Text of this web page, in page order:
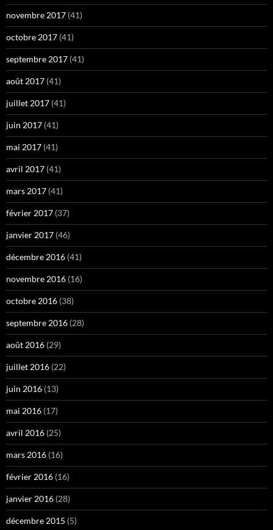
novembre 2017 (41)
octobre 2017 (41)
septembre 2017 (41)
août 2017 (41)
juillet 2017 (41)
juin 2017 (41)
mai 2017 (41)
avril 2017 (41)
mars 2017 (41)
février 2017 (37)
janvier 2017 (46)
décembre 2016 (41)
novembre 2016 (16)
octobre 2016 (38)
septembre 2016 (28)
août 2016 (29)
juillet 2016 (22)
juin 2016 (13)
mai 2016 (17)
avril 2016 (25)
mars 2016 (16)
février 2016 (16)
janvier 2016 (28)
décembre 2015 (5)